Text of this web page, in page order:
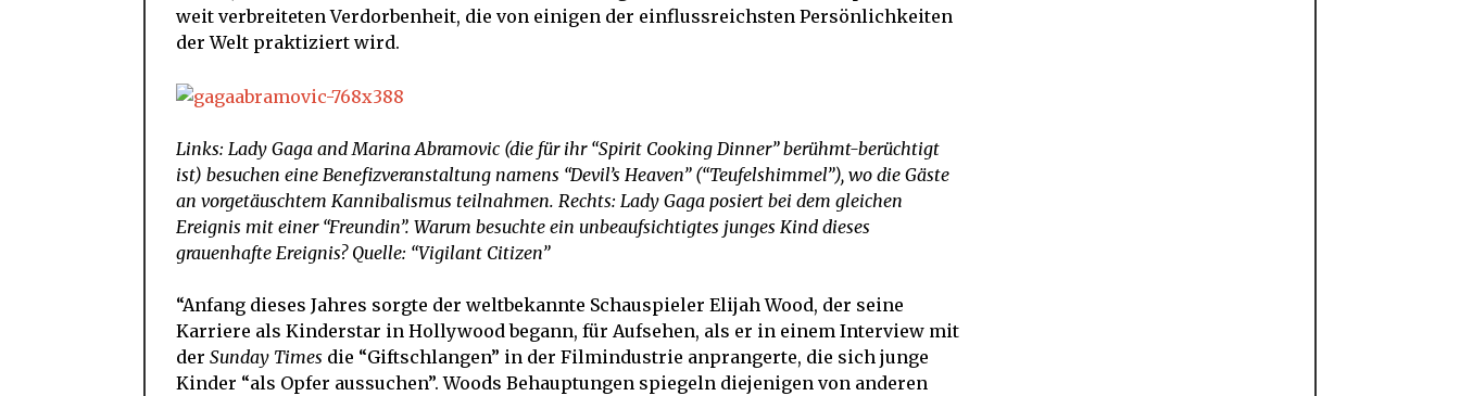
weit verbreiteten Verdorbenheit, die von einigen der einflussreichsten Persönlichkeiten
der Welt praktiziert wird.
Links: Lady Gaga and Marina Abramovic (die für ihr “Spirit Cooking Dinner” berühmt-berüchtigt
ist) besuchen eine Benefizveranstaltung namens “Devil’s Heaven” (“Teufelshimmel”), wo die Gäste
an vorgetäuschtem Kannibalismus teilnahmen. Rechts: Lady Gaga posiert bei dem gleichen
Ereignis mit einer “Freundin”. Warum besuchte ein unbeaufsichtigtes junges Kind dieses
grauenhafte Ereignis? Quelle: “Vigilant Citizen”
“Anfang dieses Jahres sorgte der weltbekannte Schauspieler Elijah Wood, der seine
Karriere als Kinderstar in Hollywood begann, für Aufsehen, als er in einem Interview mit
der Sunday Times die “Giftschlangen” in der Filmindustrie anprangerte, die sich junge
Kinder “als Opfer aussuchen”. Woods Behauptungen spiegeln diejenigen von anderen